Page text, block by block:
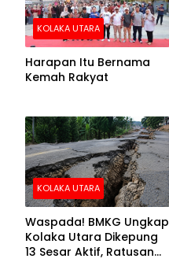
KOLAKA UTARA
Harapan Itu Bernama
Kemah Rakyat
KOLAKA UTARA
Waspada! BMKG Ungkap
Kolaka Utara Dikepung
13 Sesar Aktif, Ratusan